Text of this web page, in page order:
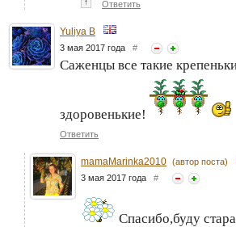
↑ Ответить
Yuliya B
3 мая 2017 года #
Саженцы все такие
здоровенькие!
Ответить
mamaMarinka2010 (автор поста)
3 мая 2017 года #
Спасибо,буду